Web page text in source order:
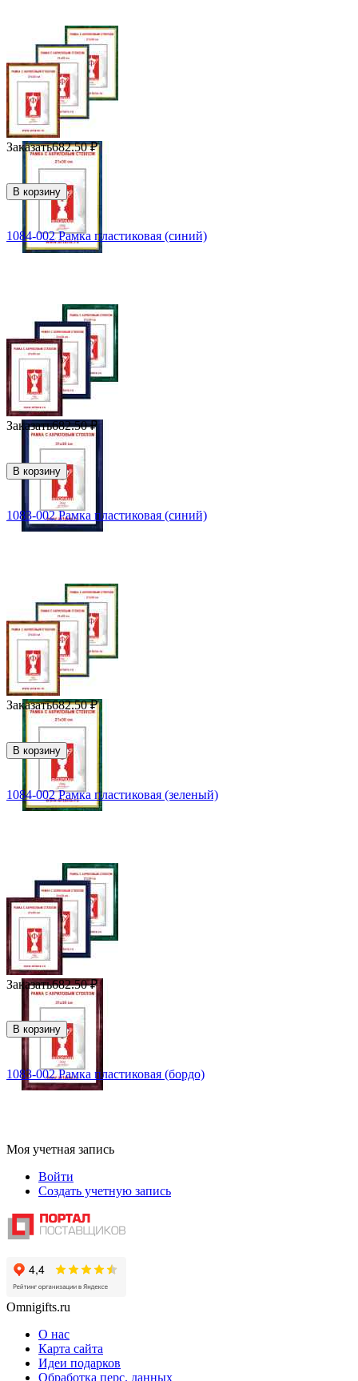
Заказать682.50 ₽
В корзину
1084-002 Рамка пластиковая (синий)
Заказать682.50 ₽
В корзину
1083-002 Рамка пластиковая (синий)
Заказать682.50 ₽
В корзину
1084-002 Рамка пластиковая (зеленый)
Заказать682.50 ₽
В корзину
1083-002 Рамка пластиковая (бордо)
Моя учетная запись
Войти
Создать учетную запись
Omnigifts.ru
О нас
Карта сайта
Идеи подарков
Обработка перс. данных